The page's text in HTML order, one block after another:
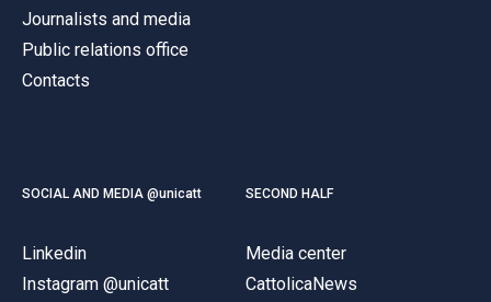
Journalists and media
Public relations office
Contacts
SOCIAL AND MEDIA @unicatt
Linkedin
Instagram @unicatt
SECOND HALF
Media center
CattolicaNews